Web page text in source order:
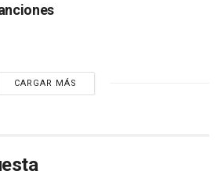
CARGAR MÁS